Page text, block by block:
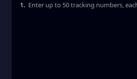
Enter up to 50 tracking numbers,
1.